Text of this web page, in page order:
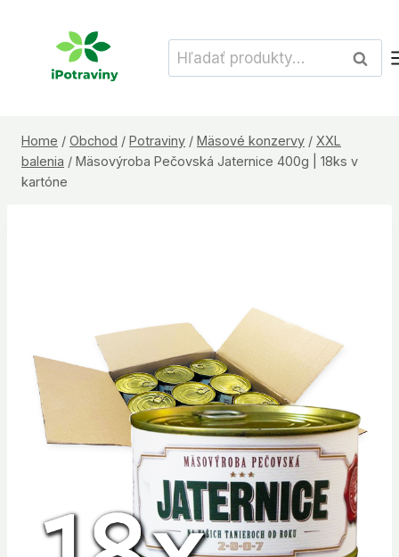
Hľadať:
Home / Obchod / Potraviny / Mäsové konzervy / XXL
balenia / Mäsovýroba Pečovská Jaternice 400g | 18ks v
kartóne